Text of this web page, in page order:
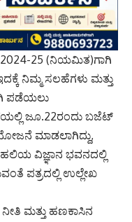
25 (ನಿಯಮಿತ)ಗಾಗಿ
ನಿಮ್ಮ ಸಲಹೆಗಳು ಮತ್ತು
ಪಡೆಯಲು
ಜೂ.22ರಂದು ಬಜೆಟ್
ಮಾಡಲಾಗಿದ್ದು,
ವಿಜ್ಞಾನ ಭವನದಲ್ಲಿ
ಪತ್ರದಲ್ಲಿ ಉಲ್ಲೇಖ
ಮತ್ತು ಹಣಕಾಸಿನ